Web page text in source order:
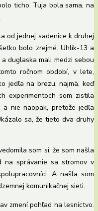
ticho. Tuja bola sama, na
od jednej sadenice k druhej
bolo zrejmé. Uhlík-13 a
duglaska mali medzi sebou
ročnom období, v lete,
jedľa na brezu, najmä, keď
experimentoch som zistila
nie naopak, pretože jedľa
sa, že tieto dva druhy
som si, že som našla
na správanie sa stromov v
A našla som
komunikačnej sieti.
zmení pohľad na lesníctvo.